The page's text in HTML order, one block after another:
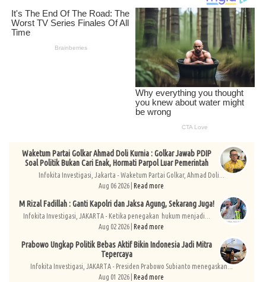
Waketum Partai Golkar Ahmad Doli Kurnia : Golkar Jawab PDIP
Soal Politik Bukan Cari Enak, Hormati Parpol Luar Pemerintah
Infokita Investigasi, Jakarta - Waketum Partai Golkar, Ahmad Doli...
Aug 06 2026 | Read more
M Rizal Fadillah : Ganti Kapolri dan Jaksa Agung, Sekarang Juga!
Infokita Investigasi, JAKARTA - Ketika penegakan hukum menjadi...
Aug 02 2026 | Read more
Prabowo Ungkap Politik Bebas Aktif Bikin Indonesia Jadi Mitra
Tepercaya
Infokita Investigasi, JAKARTA - Presiden Prabowo Subianto menegaskan...
Aug 01 2026 | Read more